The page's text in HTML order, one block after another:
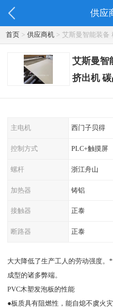
供应
首页> 供应商机> 艾斯曼智能装备
产设备
艾斯曼智
挤出机
主电机 西门子贝得
控制方式 PLC+触摸屏
螺杆 浙江舟山
加热器 铸铝
接触器 正泰
断路器 正泰
大大降低了生产工人的劳动强度
成型的诸多弊端。
PVC木塑发泡板的性能
●板质具有阻燃性，能自熄不虞火